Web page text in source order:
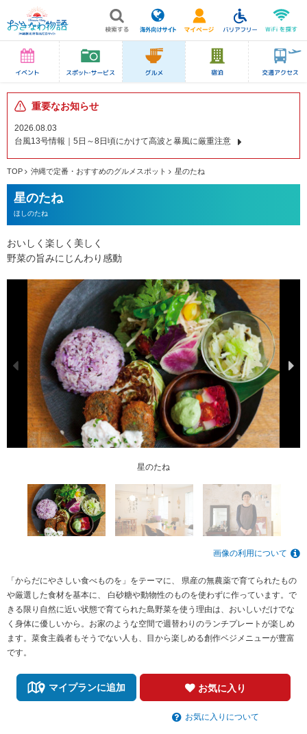
重要なお知らせ
2026.08.03
台風13号情報｜5日～8日頃にかけて高波と暴風に厳重注意
TOP 沖縄で定番・おすすめのグルメスポット 星のたね
星のたね
ほしのたね
おいしく楽しく美しく
野菜の旨みにじんわり感動
星のたね
星のたね
星のたね
画像の利用について
「からだにやさしい食べものを」をテーマに、 県産の無農薬で育てられたもの
や厳選した食材を基本に、 白砂糖や動物性のものを使わずに作っています。で
きる限り自然に近い状態で育てられた島野菜を使う理由は、おいしいだけでな
く身体に優しいから。お家のような空間で週替わりのランチプレートが楽しめ
ます。菜食主義者もそうでない人も、目から楽しめる創作ベジメニューが豊富
です。
マイプランに追加 お気に入り
お気に入りについて